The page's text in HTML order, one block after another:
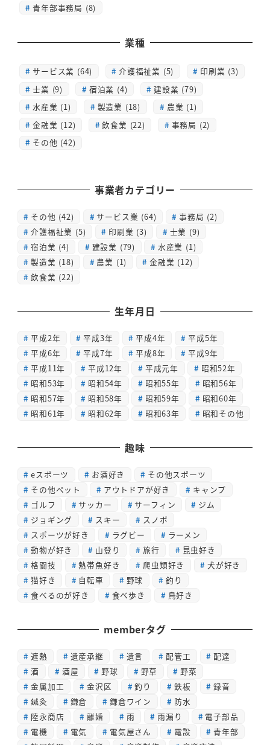
青年部事務局 (8)
業種
サービス業 (64) 介護福祉業 (5)
印刷業 (3)
士業 (9)
宿泊業 (4)
建設業 (79)
水産業 (1)
製造業 (18)
農業 (1)
金融業 (12)
飲食業 (22)
事務局 (2)
その他 (42)
事業者カテゴリー
その他 (42) サービス業 (64) 事務局 (2)
介護福祉業 (5) 印刷業 (3) 士業 (9)
宿泊業 (4) 建設業 (79) 水産業 (1)
製造業 (18) 農業 (1) 金融業 (12)
飲食業 (22)
生年月日
平成2年 平成3年 平成4年
平成5年
平成6年
平成7年 平成8年
平成9年
平成11年
平成12年 平成元年
昭和52年
昭和53年
昭和54年 昭和55年
昭和56年
昭和57年
昭和58年 昭和59年
昭和60年
昭和61年
昭和62年 昭和63年 昭和その他
趣味
eスポーツ お酒好き
その他スポーツ
その他ペット
アウトドアが好き
キャンプ
ゴルフ
サッカー サーフィン
ジム
ジョギング
スキー
スノボ
スポーツが好き
ラグビー
ラーメン
動物が好き
山登り 旅行
昆虫好き
格闘技
熱帯魚好き 爬虫類好き
犬が好き
猫好き
自転車 野球
釣り
食べるのが好き
食べ歩き 鳥好き
memberタグ
遮熱 遺産承継 遺言 配管工
配達
酒
酒屋 野球 野草
野菜
金属加工
金沢区 釣り 鉄板
録音
鍼灸
鎌倉 鎌倉ワイン
防水
陸永商店
離婚 雨 雨漏り
電子部品
電機
電気 電気屋さん 電設
青年部